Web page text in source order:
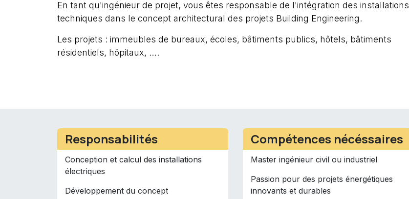
En tant qu'ingénieur de projet, vous êtes responsable de l'intégration des installations
techniques dans le concept architectural des projets Building Engineering.
Les projets : immeubles de bureaux, écoles, bâtiments publics, hôtels, bâtiments
résidentiels, hôpitaux, ….
Responsabilités
Conception et calcul des installations
électriques
Développement du concept
Compétences nécéssaires
Master ingénieur civil ou industriel
Passion pour des projets énergétiques
innovants et durables